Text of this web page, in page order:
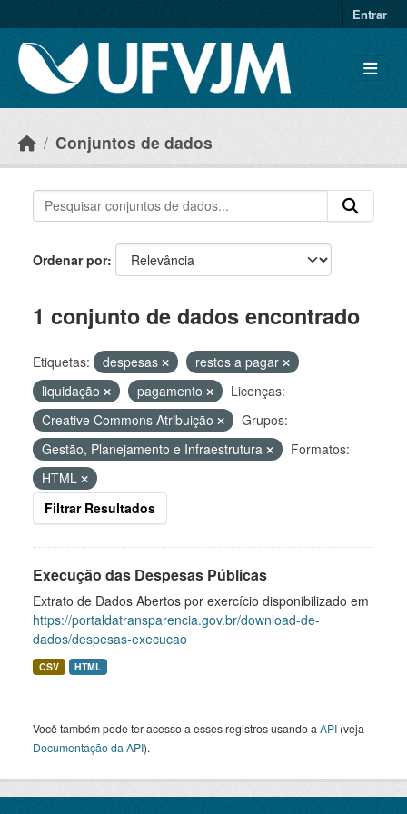
Entrar
Conjuntos de dados
Ordenar por
1 conjunto de dados encontrado
Etiquetas: despesas
restos a pagar
liquidação
pagamento
Licenças:
Creative Commons Atribuição
Grupos:
Gestão, Planejamento e Infraestrutura
Formatos:
HTML
Filtrar Resultados
Execução das Despesas Públicas
Extrato de Dados Abertos por exercício disponibilizado em
https://portaldatransparencia.gov.br/download-de-
dados/despesas-execucao
CSV HTML
Você também pode ter acesso a esses registros usando a API (veja
Documentação da API).